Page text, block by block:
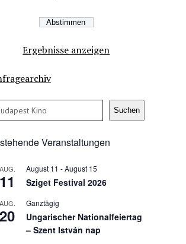
Ergebnisse anzeigen
Suchen
Veranstaltungen
AUG.
11
August 11 -August 15
Sziget Festival 2026
AUG.
20
Ganztägig
Ungarischer Nationalfeiertag
– Szent István nap